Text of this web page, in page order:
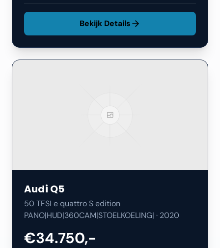
Bekijk Details
Audi Q5
50 TFSI e quattro S edition
PANO|HUD|360CAM|STOELKOELING| · 2020
€34.750,-